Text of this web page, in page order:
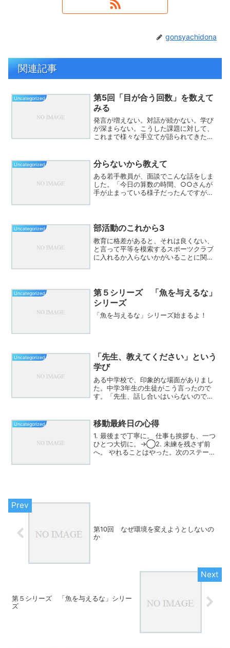
gonsyachidona
関連記事
Uncategorized
第5回「目が合う回数」を数えて
みる
発言が増えない。対話が続かない。学び
が深まらない。こうした課題に対して、
これまで様々な手立てが語られてきた。
誰かと目が合っているのだろうか。ここ
で一つ、「1アイ」とい...
Uncategorized 分らないから教えて
ある若手教員が、面談でこんな話をしま
した。「今日の算数の時間、○○さんが
手が止まっている様子だったんですが、
小さな声で『ありがとう』...
Uncategorized 部活動のこれから3
教育に格差があると、それは良くない、
と言って平等を模索するスポーツクラブ
に入れるか入らないかがいることに関し
Uncategorized
第５シリーズ 「魚を与えるな」
シリーズ
「魚を与えるな」シリーズ始まるよ！
Uncategorized
「先生、教えてください」という
学び
ある中学校で、印象的な場面がありまし
た。中学3年生の生徒がこう言ったので
す。「先生、話し合いはいらないので、
ウトプットする時間は必要ありませ
ん。」一方で、同じ学校の1・...
Uncategorized 移動最終日の心得
1. 最後まで丁寧に。 仕事も挨拶も、一つ
ひとつ大切に。→◯2. 未練を残さず前
へ。 やれることはやった。次のステージ
第10回 なぜ環境を変えようとしないの
か
第５シリーズ 「魚を与えるな」シリー
ズ